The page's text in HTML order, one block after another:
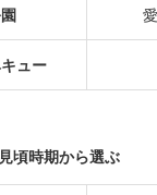
ュー
頃時期から選ぶ